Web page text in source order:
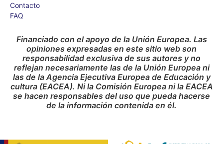
Contacto
FAQ
Financiado con el apoyo de la Unión Europea. Las
opiniones expresadas en este sitio web son
responsabilidad exclusiva de sus autores y no
reflejan necesariamente las de la Unión Europea ni
las de la Agencia Ejecutiva Europea de Educación y
cultura (EACEA). Ni la Comisión Europea ni la EACEA
se hacen responsables del uso que pueda hacerse
de la información contenida en él.